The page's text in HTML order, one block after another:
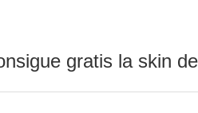
gratis la skin